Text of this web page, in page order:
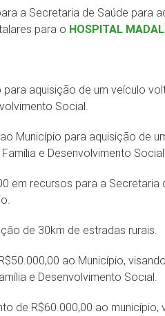
a Secretaria de Saúde para
para o HOSPITAL
aquisição de um veículo
Social.
Município para aquisição de
e Desenvolvimento
em recursos para a Secretaria
de 30km de estradas rurais.
ao Município,
e Desenvolvimento Social.
de R$60.000,00 ao